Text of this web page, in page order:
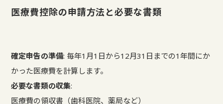
医療費控除の申請方法と必要な書類
確定申告の準備: 毎年1月1日から12月31日までの1年間にか
かった医療費を計算します。
必要な書類の収集:
医療費の領収書（歯科医院、薬局など）